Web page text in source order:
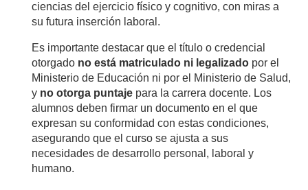
ciencias del ejercicio físico y cognitivo, con miras a
su futura inserción laboral.
Es importante destacar que el título o credencial
otorgado no está matriculado ni legalizado por el
Ministerio de Educación ni por el Ministerio de Salud,
y no otorga puntaje para la carrera docente. Los
alumnos deben firmar un documento en el que
expresan su conformidad con estas condiciones,
asegurando que el curso se ajusta a sus
necesidades de desarrollo personal, laboral y
humano.